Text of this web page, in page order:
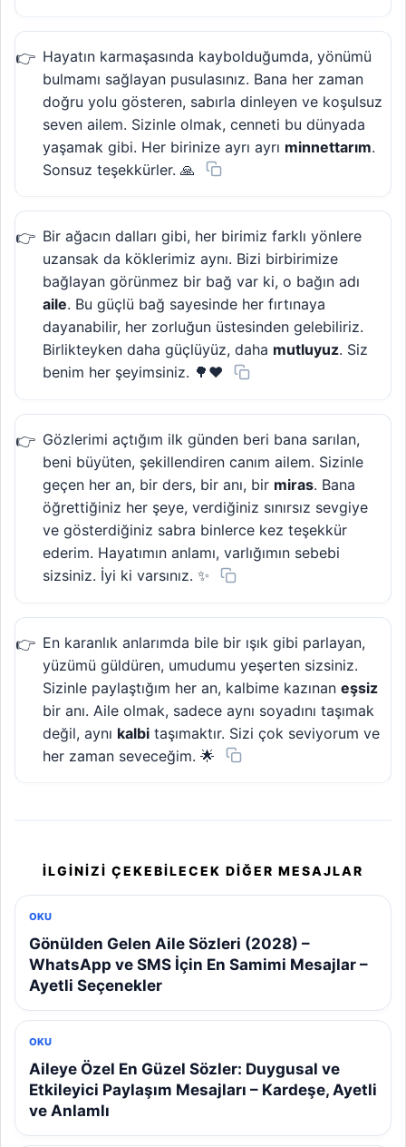
Hayatın karmaşasında kaybolduğumda, yönümü
bulmamı sağlayan pusulasınız. Bana her zaman
doğru yolu gösteren, sabırla dinleyen ve koşulsuz
seven ailem. Sizinle olmak, cenneti bu dünyada
yaşamak gibi. Her birinize ayrı ayrı minnettarım.
Sonsuz teşekkürler. 🙏
Bir ağacın dalları gibi, her birimiz farklı yönlere
uzansak da köklerimiz aynı. Bizi birbirimize
bağlayan görünmez bir bağ var ki, o bağın adı
aile. Bu güçlü bağ sayesinde her fırtınaya
dayanabilir, her zorluğun üstesinden gelebiliriz.
Birlikteyken daha güçlüyüz, daha mutluyuz. Siz
benim her şeyimsiniz. 🌳❤️
Gözlerimi açtığım ilk günden beri bana sarılan,
beni büyüten, şekillendiren canım ailem. Sizinle
geçen her an, bir ders, bir anı, bir miras. Bana
öğrettiğiniz her şeye, verdiğiniz sınırsız sevgiye
ve gösterdiğiniz sabra binlerce kez teşekkür
ederim. Hayatımın anlamı, varlığımın sebebi
sizsiniz. İyi ki varsınız. ✨
En karanlık anlarımda bile bir ışık gibi parlayan,
yüzümü güldüren, umudumu yeşerten sizsiniz.
Sizinle paylaştığım her an, kalbime kazınan eşsiz
bir anı. Aile olmak, sadece aynı soyadını taşımak
değil, aynı kalbi taşımaktır. Sizi çok seviyorum ve
her zaman seveceğim. 🌟
İLGINIZI ÇEKEBILECEK DIĞER MESAJLAR
OKU
Gönülden Gelen Aile Sözleri (2028) –
WhatsApp ve SMS İçin En Samimi Mesajlar –
Ayetli Seçenekler
OKU
Aileye Özel En Güzel Sözler: Duygusal ve
Etkileyici Paylaşım Mesajları – Kardeşe, Ayetli
ve Anlamlı